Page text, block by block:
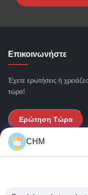
Επικοινωνήστε
Έχετε ερωτήσεις ή
τώρα!
Ερώτηση Τώρα
Γρήγοροι Σύνδεσμοι
CHM